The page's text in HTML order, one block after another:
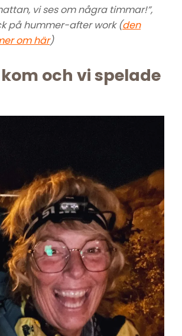
vi ses om några timmar!”,
på hummer-after work (den
om här)
och vi spelade